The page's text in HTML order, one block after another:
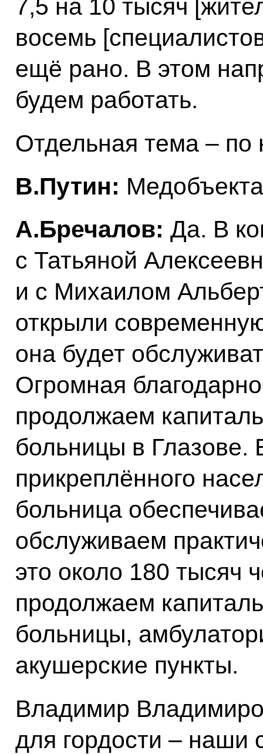
7,5 на 10 тысяч
восемь
ещё рано. В этом
будем работать.
Отдельная тема –
В.Путин:
А.Бречалов: Да. В
с Татьяной
и с Михаилом
открыли
она будет
Огромная
продолжаем
больницы в Глазове.
прикреплённого
больница
обслуживаем
это около 180 тысяч
продолжаем
больницы,
акушерские пункты.
Владимир
для гордости – наши